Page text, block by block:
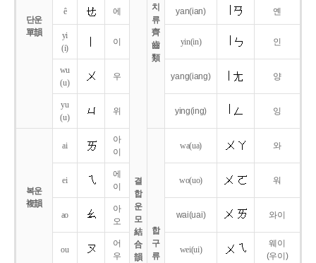
단운
單韻
결
합
운
모
結
合
韻
치
류
齊
齒
類
ê 에 yan(ian) 옌
yi
(i)
이 yin(in) 인
wu
(u)
우 yang(iang) 양
yu
(u)
위 ying(ing) 잉
복운
複韻
ai
아
이
합
구
류
wa(ua) 와
ei
에
이
wo(uo) 워
ao
아
오
wai(uai) 와이
ou
어
우
wei(ui)
웨이
(우이)